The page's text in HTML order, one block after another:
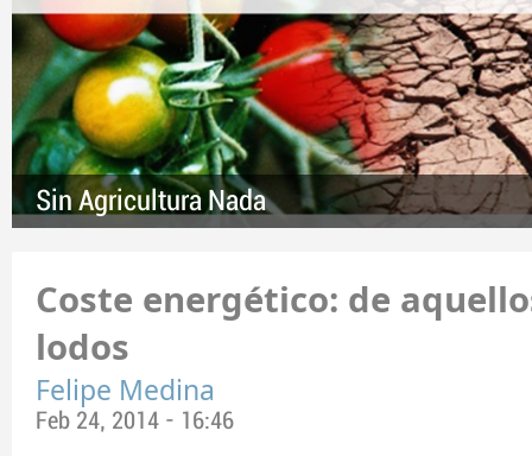
Sin Agricultura Nada
Coste energético: de
lodos
Felipe Medina
Feb 24, 2014 - 16:46